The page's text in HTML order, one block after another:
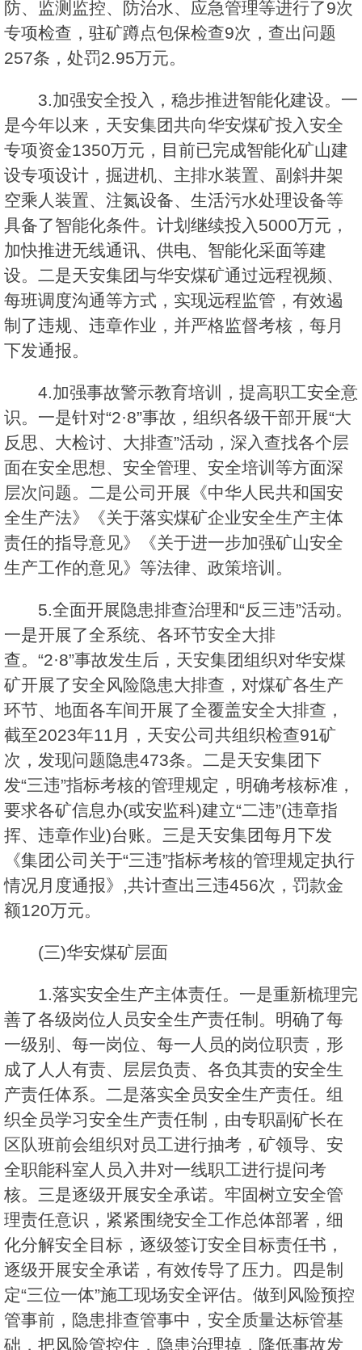
防、监测监控、防治水、应急管理等进行了9次
专项检查，驻矿蹲点包保检查9次，查出问题
257条，处罚2.95万元。
3.加强安全投入，稳步推进智能化建设。一
是今年以来，天安集团共向华安煤矿投入安全
专项资金1350万元，目前已完成智能化矿山建
设专项设计，掘进机、主排水装置、副斜井架
空乘人装置、注氮设备、生活污水处理设备等
具备了智能化条件。计划继续投入5000万元，
加快推进无线通讯、供电、智能化采面等建
设。二是天安集团与华安煤矿通过远程视频、
每班调度沟通等方式，实现远程监管，有效遏
制了违规、违章作业，并严格监督考核，每月
下发通报。
4.加强事故警示教育培训，提高职工安全意
识。一是针对“2·8”事故，组织各级干部开展“大
反思、大检讨、大排查”活动，深入查找各个层
面在安全思想、安全管理、安全培训等方面深
层次问题。二是公司开展《中华人民共和国安
全生产法》《关于落实煤矿企业安全生产主体
责任的指导意见》《关于进一步加强矿山安全
生产工作的意见》等法律、政策培训。
5.全面开展隐患排查治理和“反三违”活动。
一是开展了全系统、各环节安全大排
查。“2·8”事故发生后，天安集团组织对华安煤
矿开展了安全风险隐患大排查，对煤矿各生产
环节、地面各车间开展了全覆盖安全大排查，
截至2023年11月，天安公司共组织检查91矿
次，发现问题隐患473条。二是天安集团下
发“三违”指标考核的管理规定，明确考核标准，
要求各矿信息办(或安监科)建立“二违”(违章指
挥、违章作业)台账。三是天安集团每月下发
《集团公司关于“三违”指标考核的管理规定执行
情况月度通报》,共计查出三违456次，罚款金
额120万元。
(三)华安煤矿层面
1.落实安全生产主体责任。一是重新梳理完
善了各级岗位人员安全生产责任制。明确了每
一级别、每一岗位、每一人员的岗位职责，形
成了人人有责、层层负责、各负其责的安全生
产责任体系。二是落实全员安全生产责任。组
织全员学习安全生产责任制，由专职副矿长在
区队班前会组织对员工进行抽考，矿领导、安
全职能科室人员入井对一线职工进行提问考
核。三是逐级开展安全承诺。牢固树立安全管
理责任意识，紧紧围绕安全工作总体部署，细
化分解安全目标，逐级签订安全目标责任书，
逐级开展安全承诺，有效传导了压力。四是制
定“三位一体”施工现场安全评估。做到风险预控
管事前，隐患排查管事中，安全质量达标管基
础，把风险管控住，隐患治理掉，降低事故发